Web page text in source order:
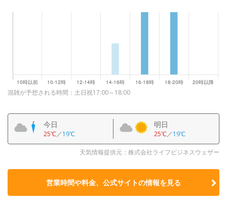
混雑が予想される時間：土日祝17:00～18:00
今日
25℃／19℃
明日
25℃／19℃
天気情報提供元：株式会社ライフビジネスウェザー
営業時間や料金、公式サイトの情報を見る